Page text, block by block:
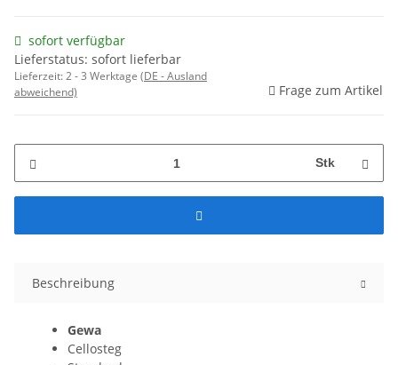
sofort verfügbar
Lieferstatus: sofort lieferbar
Lieferzeit:2 - 3 Werktage (DE - Ausland
abweichend)
Frage zum Artikel
Stk
Beschreibung
Gewa
Cellosteg